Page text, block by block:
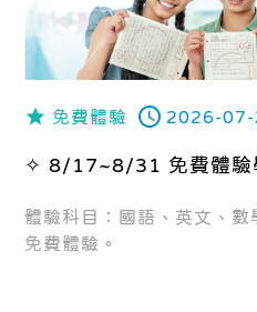
免費體驗 2026-07-
✧ 8/17~8/31 免費體驗
體驗科目：國語、英文、
免費體驗。